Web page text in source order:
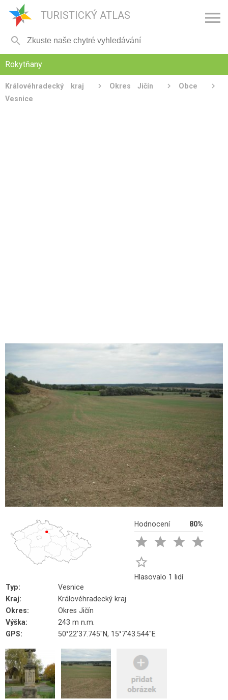
TURISTICKÝ ATLAS 

Rokytňany
Královéhradecký kraj Okres Jičín
Obce
Vesnice
Hodnocení 80%
   

Hlasovalo 1 lidí
Typ:
Vesnice
Kraj:
Královéhradecký kraj
Okres:
Okres Jičín
Výška:
243 m n.m.
GPS:
50°22'37.745"N, 15°7'43.544"E